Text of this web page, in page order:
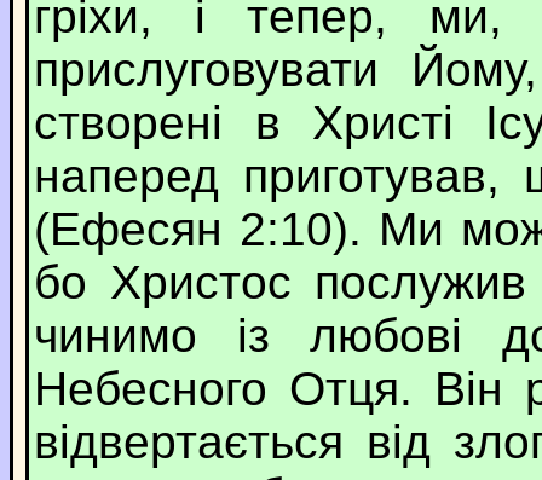
гріхи, і тепер, ми,
прислуговувати
створені в Христі
наперед
(Ефесян 2:10). Ми
бо Христос
чинимо із любові
Небесного Отця. Він
відвертається від